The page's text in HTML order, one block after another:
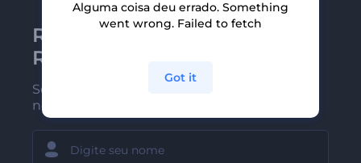
Receba a newsletter da
Renderforest
Seja um dos primeiros a receber
nossas últimas novidades e ofertas
Alguma coisa deu errado. Something
went wrong. Failed to fetch
Got it